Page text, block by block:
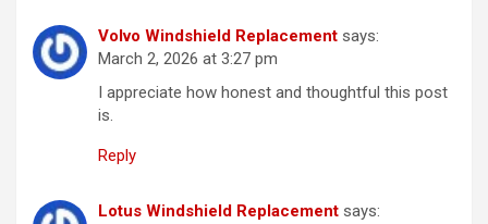
Volvo Windshield Replacement says:
March 2, 2026 at 3:27 pm
I appreciate how honest and thoughtful this post
is.
Reply
Lotus Windshield Replacement says: